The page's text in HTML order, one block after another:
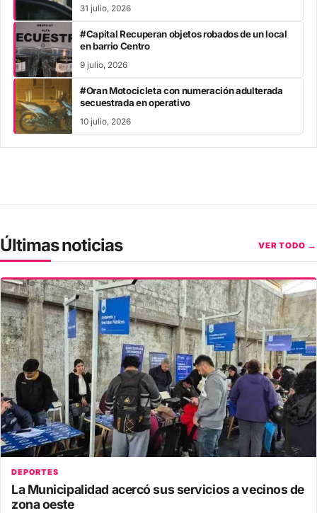
31 julio, 2026
#Capital Recuperan objetos robados de un local
en barrio Centro
9 julio, 2026
#Oran Motocicleta con numeración adulterada
secuestrada en operativo
10 julio, 2026
Últimas noticias VER TODO →
DEPORTES
La Municipalidad acercó sus servicios a vecinos de
zona oeste